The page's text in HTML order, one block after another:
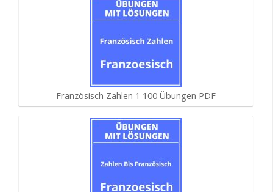
Französisch Zahlen 1 100 Übungen PDF